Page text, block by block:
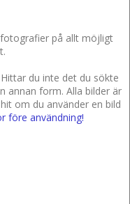
på allt möjligt
du inte det du sökte
annan form. Alla bilder är
om du använder en bild
före användning!